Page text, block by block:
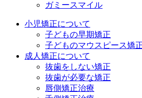
ガミースマイル
小児矯正について
子どもの早期矯正
子どものマウスピース矯
成人矯正について
抜歯をしない矯正
抜歯が必要な矯正
唇側矯正治療